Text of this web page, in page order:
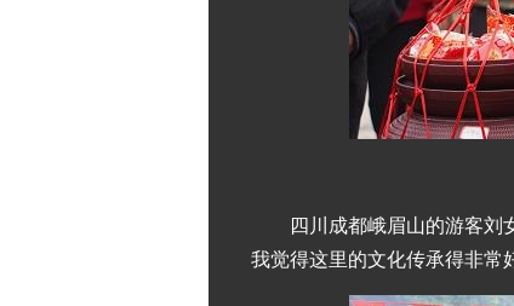
四川成都峨眉山的游客刘
我觉得这里的文化传承得非常